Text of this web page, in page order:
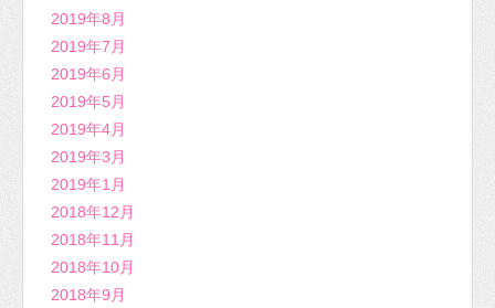
2019年8月
2019年7月
2019年6月
2019年5月
2019年4月
2019年3月
2019年1月
2018年12月
2018年11月
2018年10月
2018年9月